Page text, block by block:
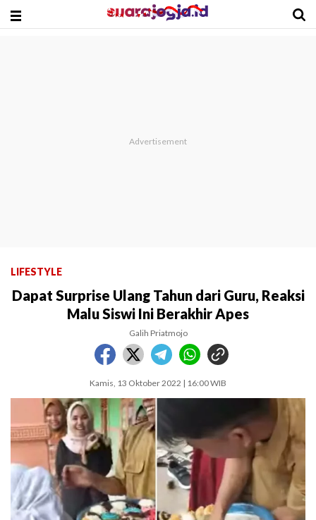
LIFESTYLE
Dapat Surprise Ulang Tahun dari Guru, Reaksi
Malu Siswi Ini Berakhir Apes
Galih Priatmojo
Kamis, 13 Oktober 2022 | 16:00 WIB